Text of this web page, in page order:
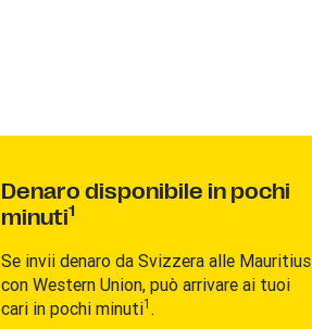
Denaro disponibile in pochi
minuti1
Se invii denaro da Svizzera alle Mauritius
con Western Union, può arrivare ai tuoi
cari in pochi minuti1 .